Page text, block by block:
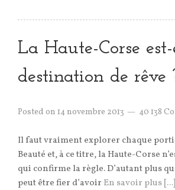
La Haute-Corse
destination de rêve
Posted on 14 novembre 2013 40 138
Il faut vraiment explorer chaque
Beauté et, à ce titre, la Haute-Corse
qui confirme la règle. D’autant plus
peut être fier d’avoir En savoir plus [...]